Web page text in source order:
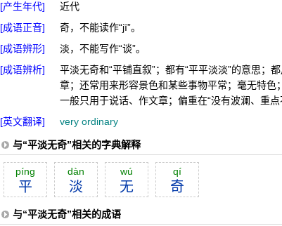
[产生年代]
近代
[成语正音]
奇，不能读作“jī”。
[成语辨形]
淡，不能写作“谈”。
[成语辨析]
平淡无奇和“平铺直叙”；都有“平平淡淡”的意思；
章；还常用来形容景色和某些事物平常；毫无特色
一般只用于说话、作文章；偏重在“没有波澜、重点
[英文翻译]
very ordinary
与“平淡无奇”相关的字典解释
píng
平
dàn
淡
wú
无
qí
奇
与“平淡无奇”相关的成语